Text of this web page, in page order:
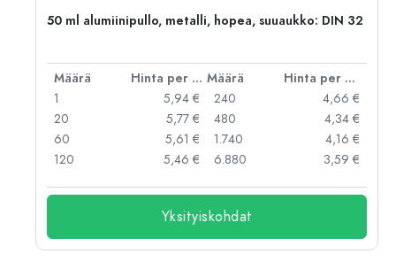
50 ml alumiinipullo, metalli, hopea, suuaukko: DIN 32
Määrä Hinta per kpl Määrä
Hinta per kpl
1
5,94 €
20
5,77 €
60
5,61 €
120
5,46 €
240
4,66 €
480
4,34 €
1.740
4,16 €
6.880
3,59 €
Yksityiskohdat